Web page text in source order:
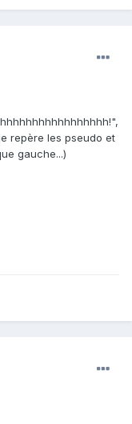
repère les pseudo et
gauche...)